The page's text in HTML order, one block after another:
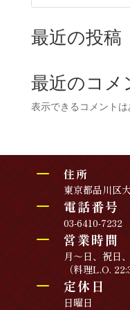
最近の投稿
最近のコメ
表示できるコメントは
K 住所
東京都品川区
K 電話番号
03-6410-7232
K 営業時間
月～日、祝日
（料理L.O.
K 定休日
日曜日